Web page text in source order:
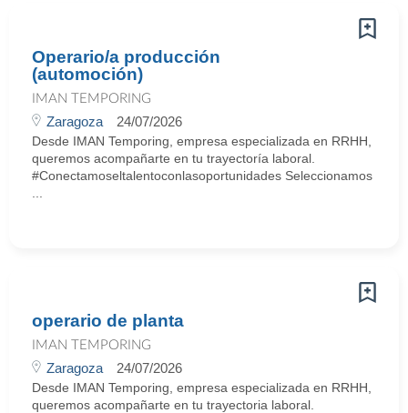
Operario/a producción
(automoción)
IMAN TEMPORING
Zaragoza 24/07/2026
Desde IMAN Temporing, empresa especializada en RRHH,
queremos acompañarte en tu trayectoría laboral.
#Conectamoseltalentoconlasoportunidades Seleccionamos
operario de planta
IMAN TEMPORING
Zaragoza 24/07/2026
Desde IMAN Temporing, empresa especializada en RRHH,
queremos acompañarte en tu trayectoria laboral.